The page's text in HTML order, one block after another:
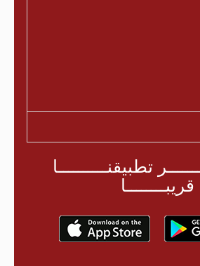
تطبيقنــــــــــا
قريبــــــــا